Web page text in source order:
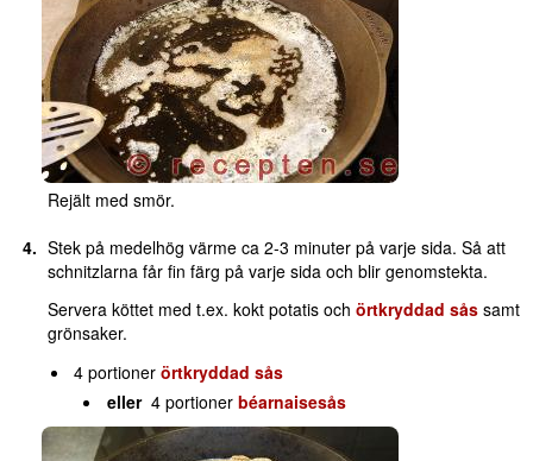
Rejält med smör.
Stek på medelhög värme ca 2-3 minuter på varje sida. Så att
schnitzlarna får fin färg på varje sida och blir genomstekta.
Servera köttet med t.ex. kokt potatis och örtkryddad såssamt
grönsaker.
4 portionerörtkryddad sås
eller4 portionerbéarnaisesås